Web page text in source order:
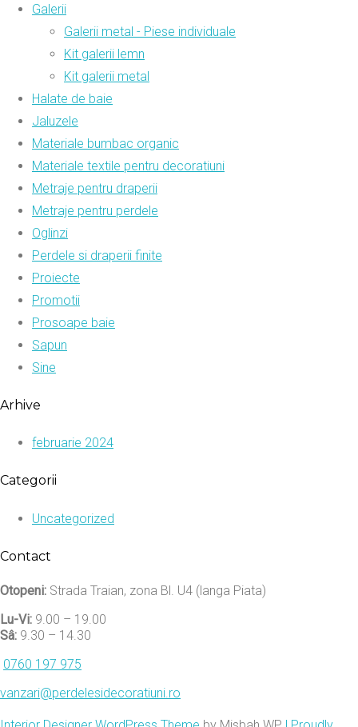
Galerii
Galerii metal - Piese individuale
Kit galerii lemn
Kit galerii metal
Halate de baie
Jaluzele
Materiale bumbac organic
Materiale textile pentru decoratiuni
Metraje pentru draperii
Metraje pentru perdele
Oglinzi
Perdele si draperii finite
Proiecte
Promotii
Prosoape baie
Sapun
Sine
Arhive
februarie 2024
Categorii
Uncategorized
Contact
Otopeni: Strada Traian, zona Bl. U4 (langa Piata)
Lu-Vi: 9.00 – 19.00
Sâ: 9.30 – 14.30
0760 197 975
vanzari@perdelesidecoratiuni.ro